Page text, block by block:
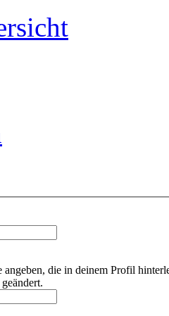
die in deinem Profil